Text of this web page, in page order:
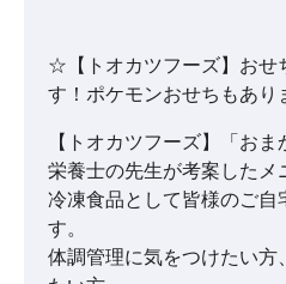
☆【トオカツフーズ】おせ
す！ポケモンおせちもあ
【トオカツフーズ】「お
栄養士の先生が考案したメ
冷凍食品として皆様のご
す。
体調管理に気をつけたい方